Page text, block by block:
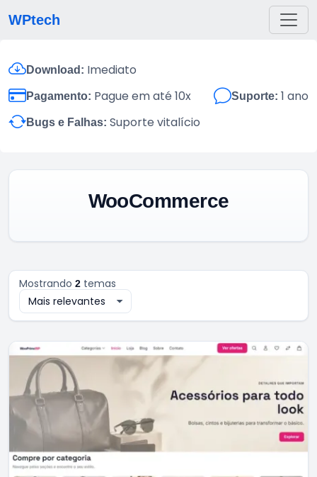
WPtech
Download: Imediato
Pagamento: Pague em até 10x Suporte: 1 ano
Bugs e Falhas: Suporte vitalício
WooCommerce
Mostrando 2 temas